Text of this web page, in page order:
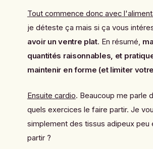
Tout commence donc avec
je déteste ça mais si ça vous
avoir un ventre plat. En résumé,
quantités raisonnables, et
maintenir en forme (et limiter
Ensuite cardio. Beaucoup me parle
quels exercices le faire partir. Je
simplement des tissus adipeux peu
partir ?